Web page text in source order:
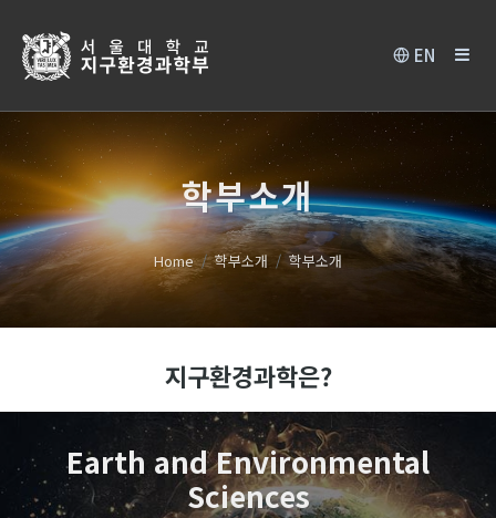
EN
학부소개
Home 학부소개 학부소개
지구환경과학은?
Earth and Environmental
Sciences